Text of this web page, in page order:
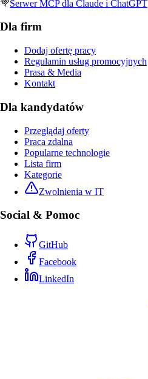
Serwer MCP dla Claude i ChatGPT
Dla firm
Dodaj ofertę pracy
Regulamin usług promocyjnych
Prasa & Media
Kontakt
Dla kandydatów
Przeglądaj oferty
Praca zdalna
Popularne technologie
Lista firm
Kategorie
Zwolnienia w IT
Social & Pomoc
GitHub
Facebook
LinkedIn